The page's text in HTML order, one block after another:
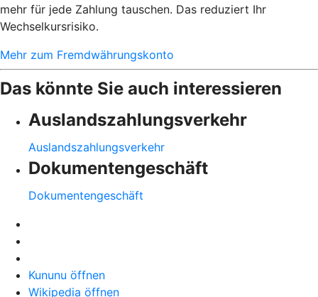
mehr für jede Zahlung tauschen. Das reduziert Ihr
Wechselkursrisiko.
Mehr zum Fremdwährungskonto
Das könnte Sie auch interessieren
Auslandszahlungsverkehr
Auslandszahlungsverkehr
Dokumentengeschäft
Dokumentengeschäft
Kununu öffnen
Wikipedia öffnen